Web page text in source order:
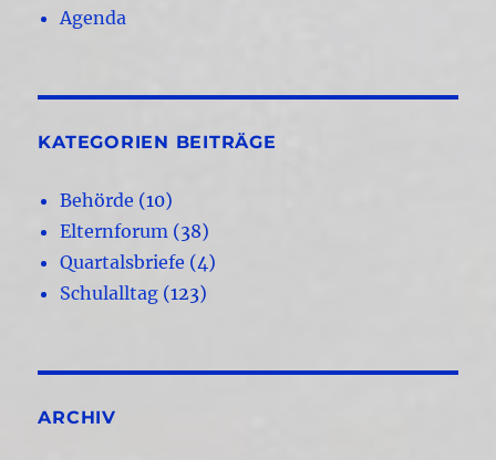
Agenda
KATEGORIEN BEITRÄGE
Behörde (10)
Elternforum (38)
Quartalsbriefe (4)
Schulalltag (123)
ARCHIV